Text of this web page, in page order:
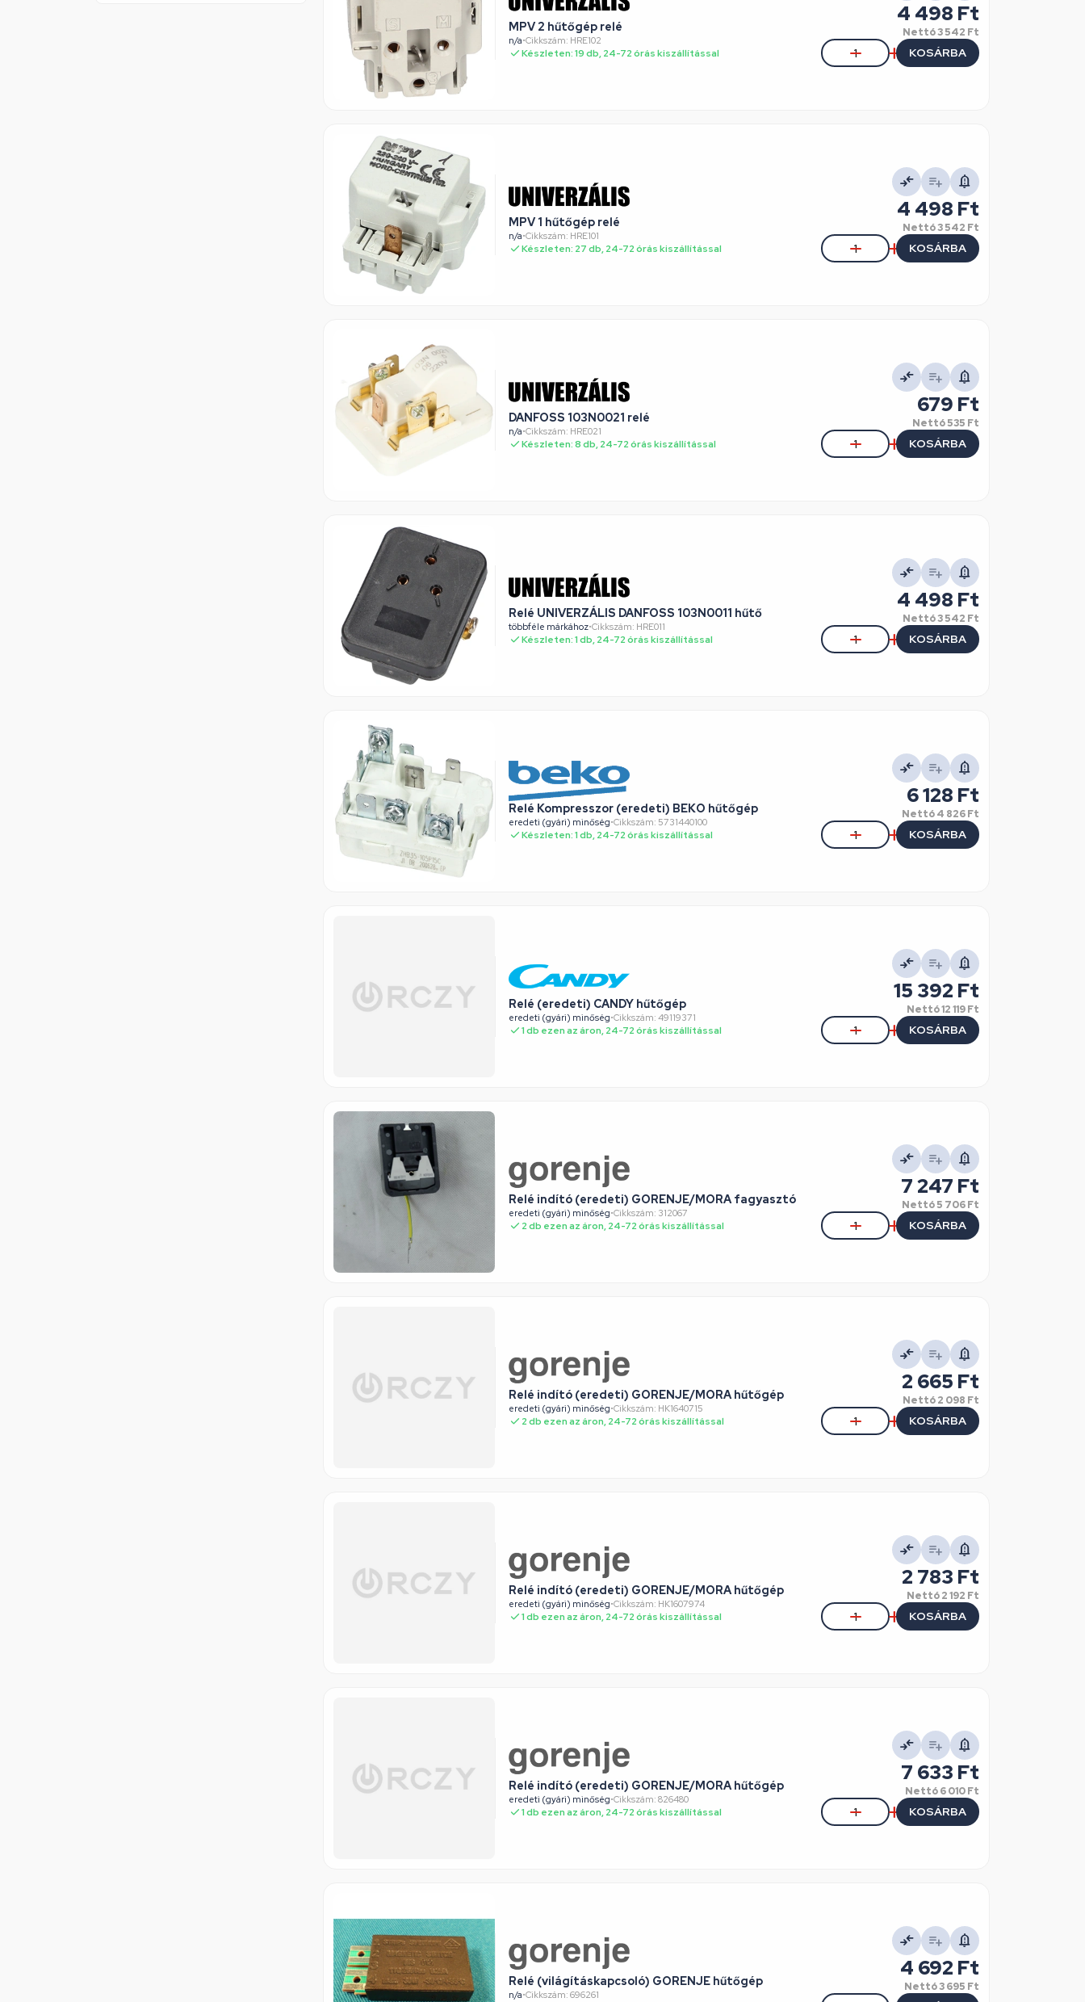
MPV 2 hűtőgép relé
n/a•Cikkszám: HRE102
Készleten: 19 db, 24-72 órás kiszállítással
4 498 Ft
Nettó3 542 Ft
KOSÁRBA
MPV 1 hűtőgép relé
n/a•Cikkszám: HRE101
Készleten: 27 db, 24-72 órás kiszállítással
4 498 Ft
Nettó3 542 Ft
KOSÁRBA
DANFOSS 103N0021 relé
n/a•Cikkszám: HRE021
Készleten: 8 db, 24-72 órás kiszállítással
679 Ft
Nettó535 Ft
KOSÁRBA
Relé UNIVERZÁLIS DANFOSS 103N0011 hűtő
többféle márkához•Cikkszám: HRE011
Készleten: 1 db, 24-72 órás kiszállítással
4 498 Ft
Nettó3 542 Ft
KOSÁRBA
Relé Kompresszor (eredeti) BEKO hűtőgép
eredeti (gyári) minőség•Cikkszám: 5731440100
Készleten: 1 db, 24-72 órás kiszállítással
6 128 Ft
Nettó4 826 Ft
KOSÁRBA
Relé (eredeti) CANDY hűtőgép
eredeti (gyári) minőség•Cikkszám: 49119371
1 db ezen az áron, 24-72 órás kiszállítással
15 392 Ft
Nettó12 119 Ft
KOSÁRBA
Relé indító (eredeti) GORENJE/MORA fagyasztó
eredeti (gyári) minőség•Cikkszám: 312067
2 db ezen az áron, 24-72 órás kiszállítással
7 247 Ft
Nettó5 706 Ft
KOSÁRBA
Relé indító (eredeti) GORENJE/MORA hűtőgép
eredeti (gyári) minőség•Cikkszám: HK1640715
2 db ezen az áron, 24-72 órás kiszállítással
2 665 Ft
Nettó2 098 Ft
KOSÁRBA
Relé indító (eredeti) GORENJE/MORA hűtőgép
eredeti (gyári) minőség•Cikkszám: HK1607974
1 db ezen az áron, 24-72 órás kiszállítással
2 783 Ft
Nettó2 192 Ft
KOSÁRBA
Relé indító (eredeti) GORENJE/MORA hűtőgép
eredeti (gyári) minőség•Cikkszám: 826480
1 db ezen az áron, 24-72 órás kiszállítással
7 633 Ft
Nettó6 010 Ft
KOSÁRBA
Relé (világításkapcsoló) GORENJE hűtőgép
n/a•Cikkszám: 696261
4 692 Ft
Nettó3 695 Ft